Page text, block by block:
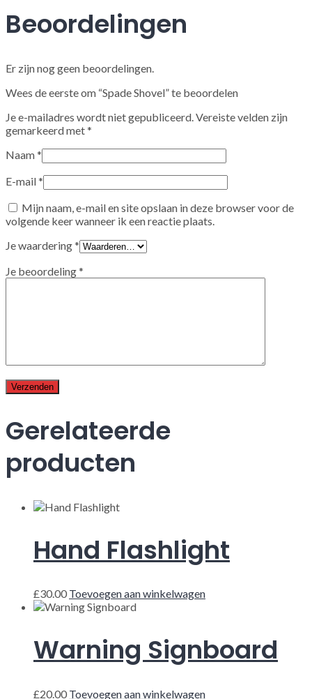
Beoordelingen
Er zijn nog geen beoordelingen.
Wees de eerste om “Spade Shovel” te beoordelen
Je e-mailadres wordt niet gepubliceerd.Vereiste velden zijn
gemarkeerd met*
Naam*
E-mail*
Mijn naam, e-mail en site opslaan in deze browser voor de
volgende keer wanneer ik een reactie plaats.
Je waardering*
Je beoordeling*
Gerelateerde
producten
Hand Flashlight
£30.00 Toevoegen aan winkelwagen
Warning Signboard
£20.00 Toevoegen aan winkelwagen